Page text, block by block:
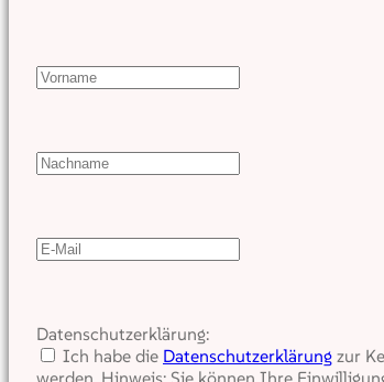
Datenschutzerklärung:
Ich habe die Datenschutzerklärung zur